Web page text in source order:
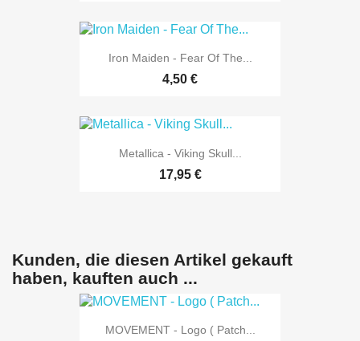
Iron Maiden - Fear Of The...
4,50 €
Metallica - Viking Skull...
17,95 €
Kunden, die diesen Artikel gekauft
haben, kauften auch ...
MOVEMENT - Logo ( Patch...